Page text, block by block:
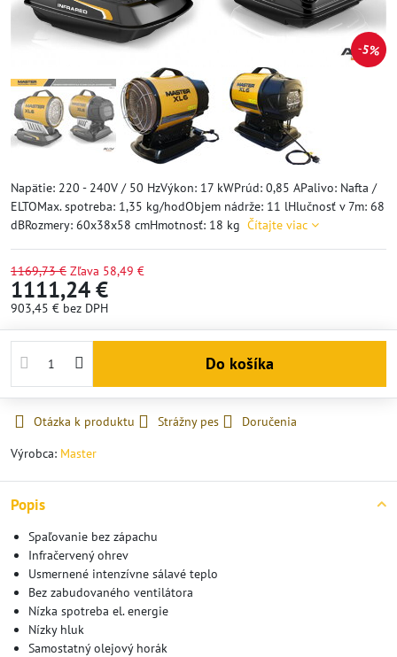
5%
Napätie: 220 - 240V / 50 HzVýkon: 17 kWPrúd: 0,85 APalivo: Nafta /
ELTOMax. spotreba: 1,35 kg/hodObjem nádrže: 11 lHlučnosť v 7m: 68
dBRozmery: 60x38x58 cmHmotnosť: 18 kg Čítajte viac
1169,73 € Zľava 58,49 €
1111,24 €
903,45 € bez DPH
Do košíka
Otázka k produktu Strážny pes
Doručenia
Výrobca: Master
Popis
Spaľovanie bez zápachu
Infračervený ohrev
Usmernené intenzívne sálavé teplo
Bez zabudovaného ventilátora
Nízka spotreba el. energie
Nízky hluk
Samostatný olejový horák